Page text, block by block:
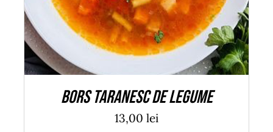
Bors taranesc de legume
13,00 lei